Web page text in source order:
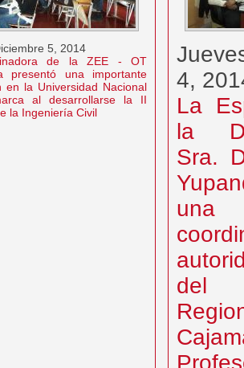
5, 2014
de la ZEE - OT
presentó una importante
en la Universidad Nacional
al desarrollarse la II
la Ingeniería Civil
4,
La
la
Sra.
una
del